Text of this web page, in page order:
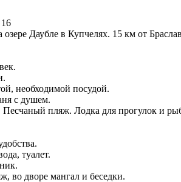
озере Даубле в Купчелях. 15 км от
необходимой посудой.
с душем.
Песчаный пляж. Лодка для прогулок и
туалет.
во дворе мангал и беседки.